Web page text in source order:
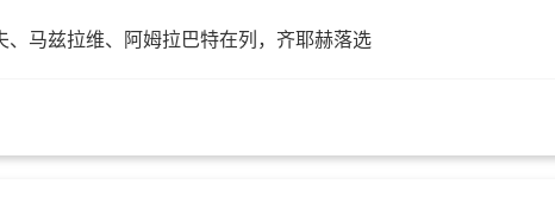
、马兹拉维、阿姆拉巴特在列，齐耶赫落选